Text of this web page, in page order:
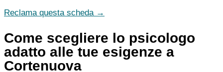
Reclama questa scheda →
Come scegliere lo psicologo
adatto alle tue esigenze a
Cortenuova